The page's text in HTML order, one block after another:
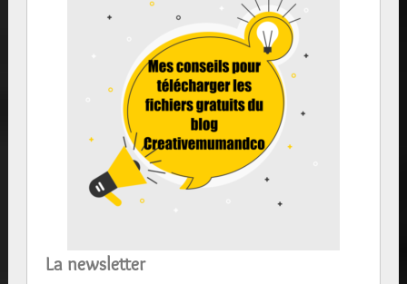
La newsletter